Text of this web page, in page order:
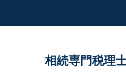
相続専門税理